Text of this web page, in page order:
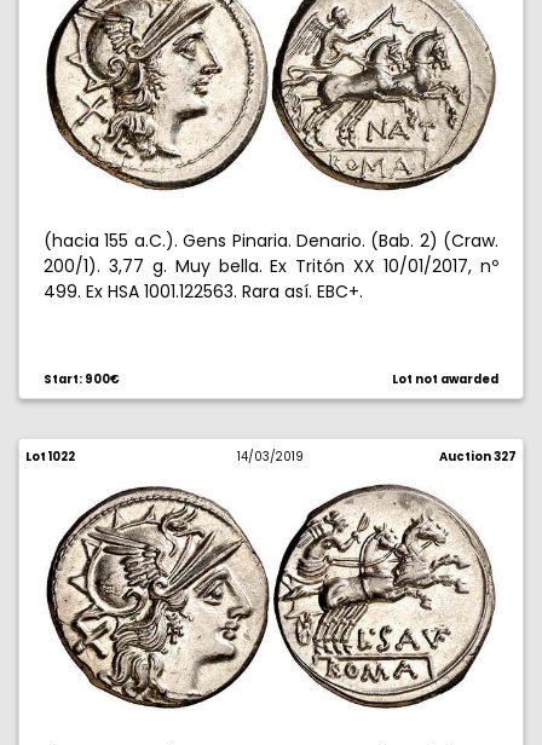
(hacia 155 a.C.). Gens Pinaria. Denario. (Bab. 2) (Craw.
200/1). 3,77 g. Muy bella. Ex Tritón XX 10/01/2017, nº
499. Ex HSA 1001.122563. Rara así. EBC+.
Start: 900€ Lot not awarded
Lot 1022 14/03/2019 Auction 327